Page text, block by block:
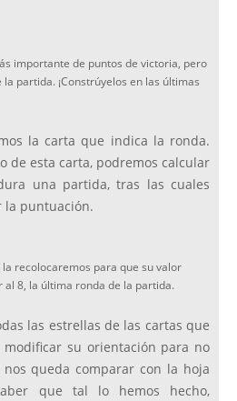
importante de puntos de victoria, pero
partida. ¡Constrúyelos en las últimas
la carta que indica la ronda.
de esta carta, podremos calcular
una partida, tras las cuales
la puntuación.
recolocaremos para que su valor
8, la última ronda de la partida.
las estrellas de las cartas que
su orientación para no
queda comparar con la hoja
que tal lo hemos hecho,